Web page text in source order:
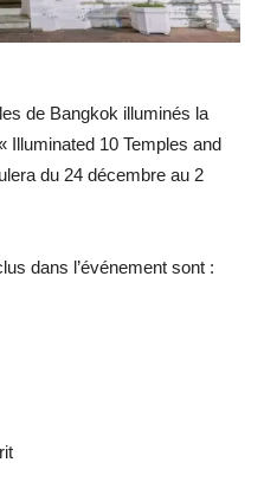
de Bangkok illuminés la
Illuminated 10 Temples and
du 24 décembre au 2
dans l’événement sont :